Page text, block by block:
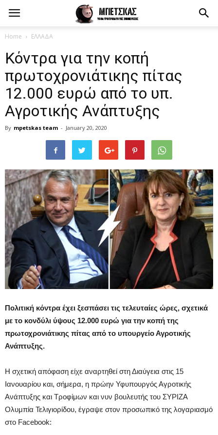
Home ΕΛΛΑΔΑ
Κόντρα για την κοπή
πρωτοχρονιάτικης πίτας
12.000 ευρώ από το υπ.
Αγροτικής Ανάπτυξης
By mpetskas team - January 20, 2020
Πολιτική κόντρα έχει ξεσπάσει τις τελευταίες ώρες, σχετικά
με το κονδύλι ύψους 12.000 ευρώ για την κοπή της
πρωτοχρονιάτικης πίτας από το υπουργείο Αγροτικής
Ανάπτυξης.
Η σχετική απόφαση είχε αναρτηθεί στη Διαύγεια στις 15
Ιανουαρίου και, σήμερα, η πρώην Υφυπουργός Αγροτικής
Ανάπτυξης και Τροφίμων και νυν βουλευτής του ΣΥΡΙΖΑ
Ολυμπία Τελιγιορίδου, έγραψε στον προσωπικό της λογαριασμό
στο Facebook: